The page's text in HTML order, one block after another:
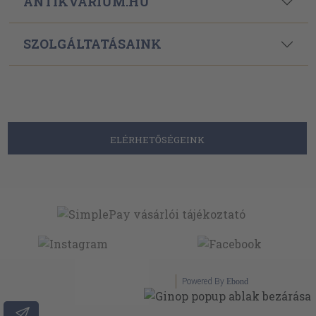
SZOLGÁLTATÁSAINK
ELÉRHETŐSÉGEINK
Powered By Ebond